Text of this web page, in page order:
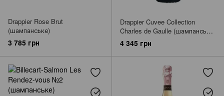
Drappier Rose Brut
(шампанське)
3 785 грн
Drappier Cuvee Collection
Charles de Gaulle (шампанське
брют)
4 345 грн